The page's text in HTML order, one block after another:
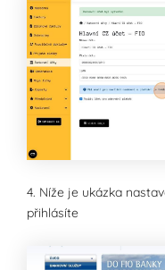
4. Níže je ukázka
přihlásíte